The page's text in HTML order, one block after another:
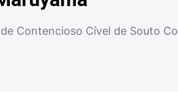
Contencioso Cível de Souto